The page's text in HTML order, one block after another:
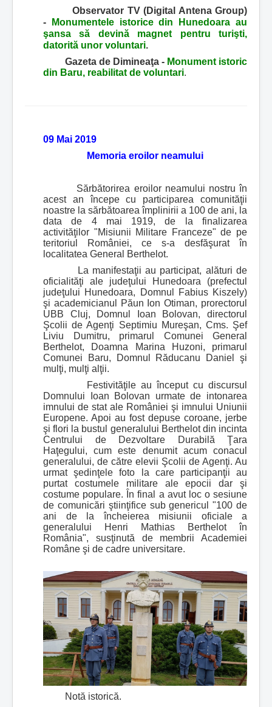
Observator TV (Digital Antena Group)
-
Monumentele istorice din Hunedoara au
şansa să devină magnet pentru turişti,
datorită unor voluntari.
Gazeta de Dimineaţa - Monument istoric
din Baru, reabilitat de voluntari.
09 Mai 2019
Memoria eroilor neamului
Sărbătorirea eroilor neamului nostru în
acest an începe cu participarea comunităţii
noastre la sărbătoarea împlinirii a 100 de ani, la
data de 4 mai 1919, de la finalizarea
activităţilor "Misiunii Militare Franceze" de pe
teritoriul României, ce s-a desfăşurat în
localitatea General Berthelot.
La manifestaţii au participat, alături de
oficialităţi ale judeţului Hunedoara (prefectul
judeţului Hunedoara, Domnul Fabius Kiszely)
şi academicianul Păun Ion Otiman, prorectorul
UBB Cluj, Domnul Ioan Bolovan, directorul
Şcolii de Agenţi Septimiu Mureşan, Cms. Şef
Liviu Dumitru, primarul Comunei General
Berthelot, Doamna Marina Huzoni, primarul
Comunei Baru, Domnul Răducanu Daniel şi
mulţi, mulţi alţii.
Festivităţile au început cu discursul
Domnului Ioan Bolovan urmate de intonarea
imnului de stat ale României şi imnului Uniunii
Europene. Apoi au fost depuse coroane, jerbe
şi flori la bustul generalului Berthelot din incinta
Centrului de Dezvoltare Durabilă Ţara
Haţegului, cum este denumit acum conacul
generalului, de către elevii Şcolii de Agenţi. Au
urmat şedinţele foto la care participanţii au
purtat costumele militare ale epocii dar şi
costume populare. În final a avut loc o sesiune
de comunicări ştiinţifice sub genericul "100 de
ani de la încheierea misiunii oficiale a
generalului Henri Mathias Berthelot în
România", susţinută de membrii Academiei
Române şi de cadre universitare.
Notă istorică.